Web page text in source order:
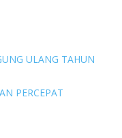
ULANG TAHUN
PERCEPAT